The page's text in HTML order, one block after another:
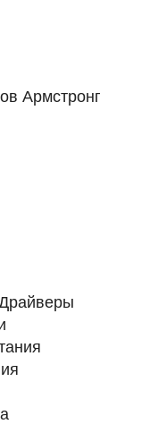
Армстронг